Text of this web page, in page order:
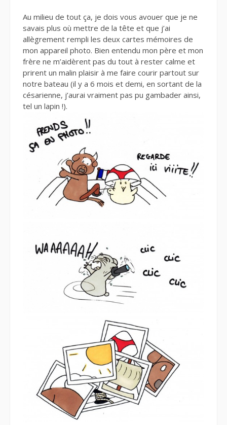
Au milieu de tout ça, je dois vous avouer que je ne
savais plus où mettre de la tête et que j’ai
allègrement rempli les deux cartes mémoires de
mon appareil photo. Bien entendu mon père et mon
frère ne m’aidèrent pas du tout à rester calme et
prirent un malin plaisir à me faire courir partout sur
notre bateau (il y a 6 mois et demi, en sortant de la
césarienne, j’aurai vraiment pas pu gambader ainsi,
tel un lapin !).